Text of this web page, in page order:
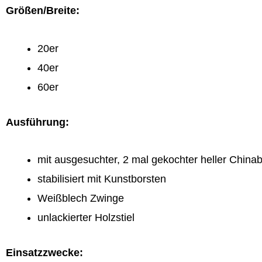
Größen/Breite:
20er
40er
60er
Ausführung:
mit ausgesuchter, 2 mal gekochter heller
stabilisiert mit Kunstborsten
Weißblech Zwinge
unlackierter Holzstiel
Einsatzzwecke: